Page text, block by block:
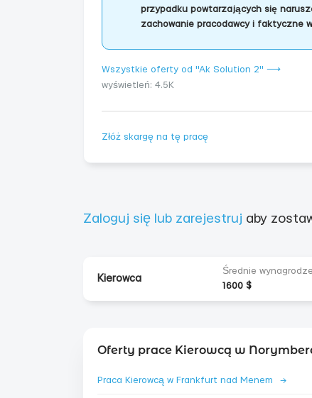
przypadku powtarzających się
zachowanie pracodawcy i faktyczne
Wszystkie oferty od "Ak Solution 2" ⟶
wyświetleń: 4.5K
Złóż skargę na tę pracę
Zaloguj się lub zarejestruj aby
Kierowca
Średnie
1600 $
Oferty prace Kierowcą w
Praca Kierowcą w Frankfurt nad Menem →